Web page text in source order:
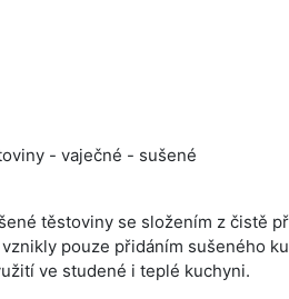
- vaječné - sušené
těstoviny se složením z čistě
pouze přidáním sušeného
ve studené i teplé kuchyni.